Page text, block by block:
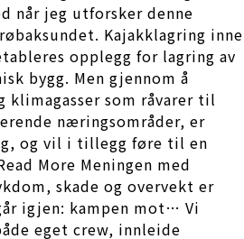
når jeg utforsker denne
Kajakklagring inne
opplegg for lagring av
bygg. Men gjennom å
som råvarer til
næringsområder, er
og vil i tillegg føre til en
More Meningen med
skade og overvekt er
igjen: kampen mot… Vi
eget crew, innleide